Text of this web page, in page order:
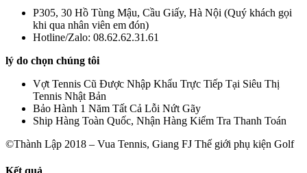
P305, 30 Hồ Tùng Mậu, Cầu Giấy, Hà Nội (Quý khách gọi
khi qua nhân viên em đón)
Hotline/Zalo: 08.62.62.31.61
lý do chọn chúng tôi
Vợt Tennis Cũ Được Nhập Khẩu Trực Tiếp Tại Siêu Thị
Tennis Nhật Bản
Bảo Hành 1 Năm Tất Cả Lỗi Nứt Gãy
Ship Hàng Toàn Quốc, Nhận Hàng Kiểm Tra Thanh Toán
©Thành Lập 2018 – Vua Tennis, Giang FJ Thế giới phụ kiện Golf
Kết quả